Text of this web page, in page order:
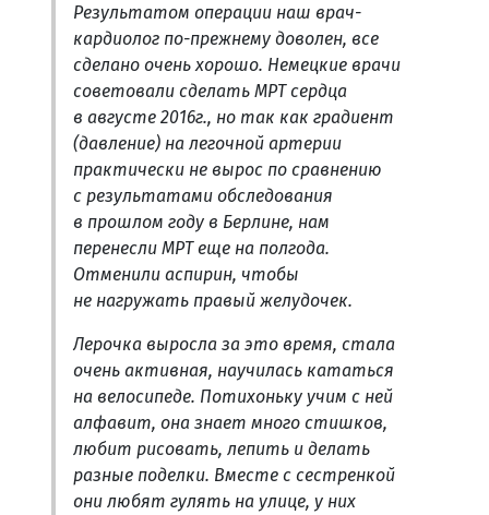
Результатом операции наш врач-
кардиолог по-прежнему доволен, все
сделано очень хорошо. Немецкие врачи
советовали сделать МРТ сердца
в августе 2016г., но так как градиент
(давление) на легочной артерии
практически не вырос по сравнению
с результатами обследования
в прошлом году в Берлине, нам
перенесли МРТ еще на полгода.
Отменили аспирин, чтобы
не нагружать правый желудочек.
Лерочка выросла за это время, стала
очень активная, научилась кататься
на велосипеде. Потихоньку учим с ней
алфавит, она знает много стишков,
любит рисовать, лепить и делать
разные поделки. Вместе с сестренкой
они любят гулять на улице, у них